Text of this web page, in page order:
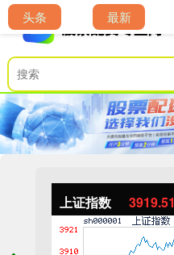
上证指数 3919.51
头条 最新